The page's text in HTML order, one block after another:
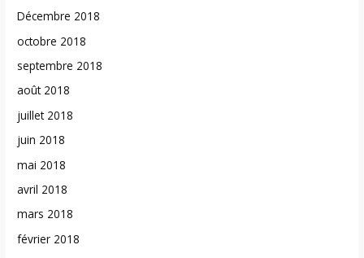
Décembre 2018
octobre 2018
septembre 2018
août 2018
juillet 2018
juin 2018
mai 2018
avril 2018
mars 2018
février 2018